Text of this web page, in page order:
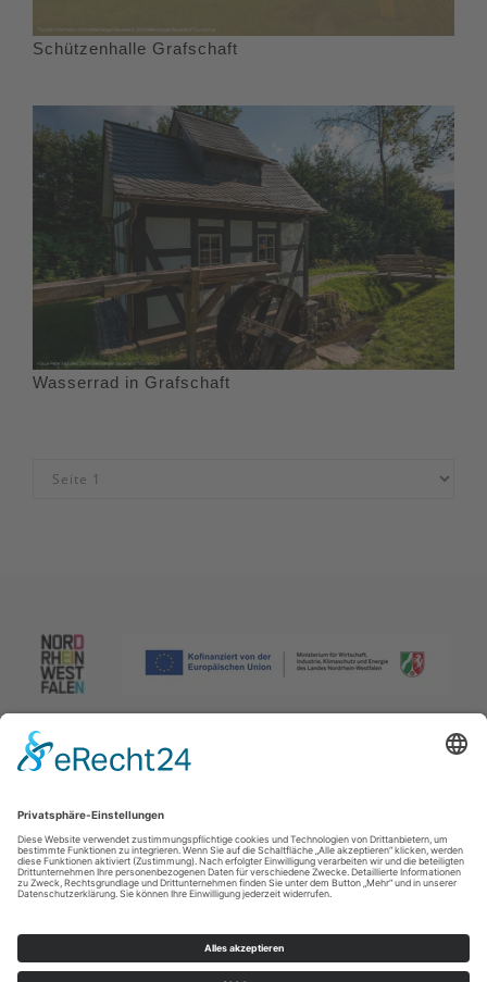
Schützenhalle Grafschaft
Wasserrad in Grafschaft
Impressum|Datenschutzerklärung|Barrierefreiheitserklärung|
Kontakt
T: +49 (0) 2974 96980 E: info@sauerland.com